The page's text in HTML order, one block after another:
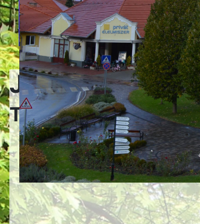
Jászfényszaru
Tanuszoda - Hírek